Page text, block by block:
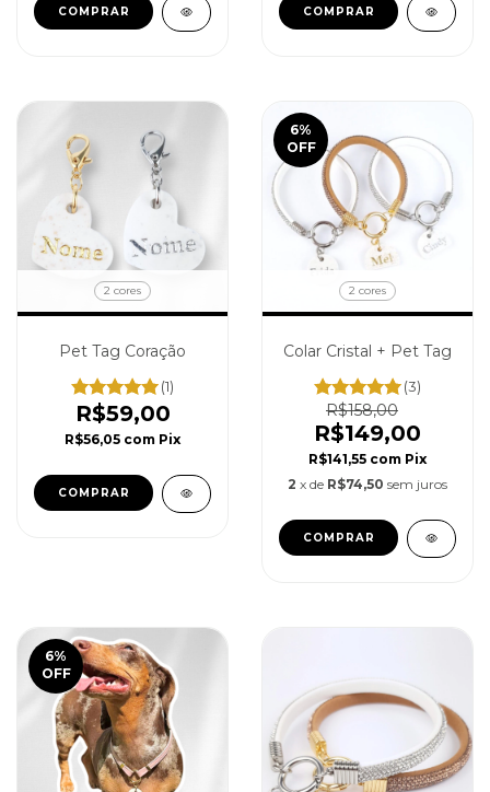
COMPRAR COMPRAR
2 cores
Pet Tag Coração
(1)
R$59,00
R$56,05 com Pix
COMPRAR
6%
OFF
2 cores
Colar Cristal + Pet Tag
(3)
R$158,00
R$149,00
R$141,55 com Pix
2 x de R$74,50 sem juros
COMPRAR
6%
OFF